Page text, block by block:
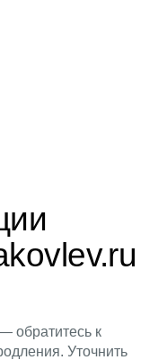
обратитесь к
Уточнить